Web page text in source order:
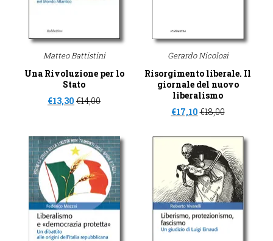
Matteo Battistini
Una Rivoluzione per lo
Stato
€13,30 €14,00
Gerardo Nicolosi
Risorgimento liberale. Il
giornale del nuovo
liberalismo
€17,10€18,00